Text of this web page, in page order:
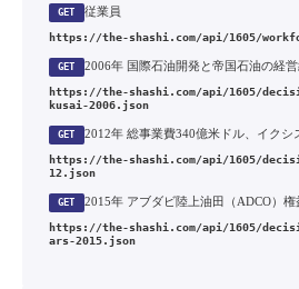
GET 従業員
https://the-shashi.com/api/1605/
GET
https://the-shashi.com/api/1605/
kusai-2006.json
GET
https://the-shashi.com/api/1605/
12.json
GET
https://the-shashi.com/api/1605/
ars-2015.json